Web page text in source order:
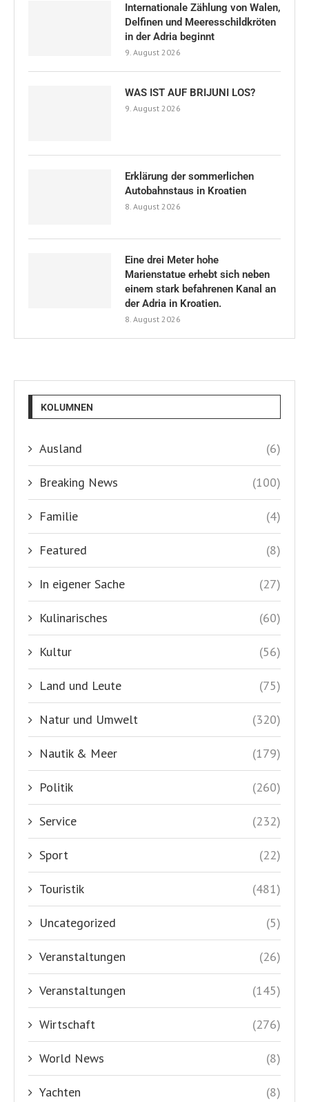
Internationale Zählung von Walen,
Delfinen und Meeresschildkröten
in der Adria beginnt
9. August 2026
WAS IST AUF BRIJUNI LOS?
9. August 2026
Erklärung der sommerlichen
Autobahnstaus in Kroatien
8. August 2026
Eine drei Meter hohe
Marienstatue erhebt sich neben
einem stark befahrenen Kanal an
der Adria in Kroatien.
8. August 2026
KOLUMNEN
Ausland (6)
Breaking News (100)
Familie (4)
Featured (8)
In eigener Sache (27)
Kulinarisches (60)
Kultur (56)
Land und Leute (75)
Natur und Umwelt (320)
Nautik & Meer (179)
Politik (260)
Service (232)
Sport (22)
Touristik (481)
Uncategorized (5)
Veranstaltungen (26)
Veranstaltungen (145)
Wirtschaft (276)
World News (8)
Yachten (8)